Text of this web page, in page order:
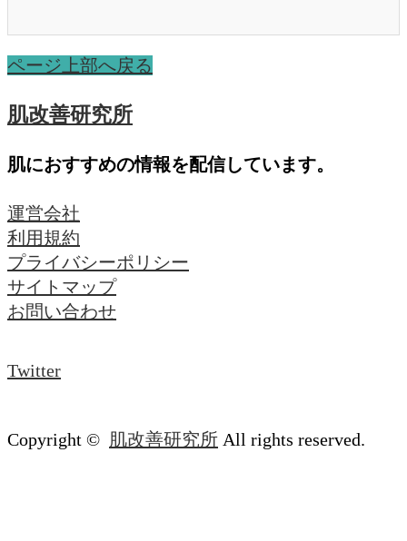
ページ上部へ戻る
肌改善研究所
肌におすすめの情報を配信しています。
運営会社
利用規約
プライバシーポリシー
サイトマップ
お問い合わせ
Twitter
Copyright © 肌改善研究所 All rights reserved.